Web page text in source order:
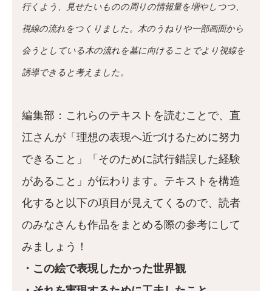
行くよう、見せたいものの周りの情報量を増やしつつ、
視線の流れをつくりました。木のうねりや一部画面から
会うとしている木の流れを墓に向けることでより視線を
誘導できると考えました。
編集部：これらのテキストを読むことで、直
江さんが「理想の表現へ近づけるために努力
できること」「そのために試行錯誤した経験
があること」が伝わります。テキストを構造
化すると以下の項目が見えてくるので、読者
のみなさんも作品をまとめる際の参考にして
みましょう！
・この絵で表現したかった世界観